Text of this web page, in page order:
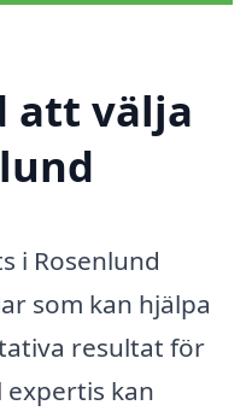
att välja
i Rosenlund
som kan hjälpa
resultat för
kan